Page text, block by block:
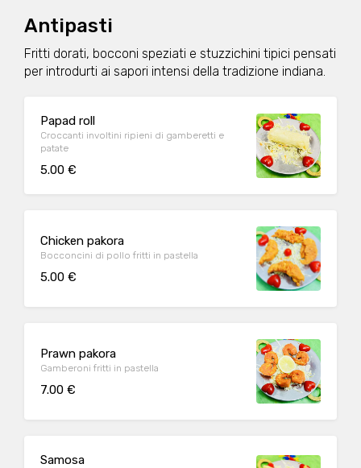
Antipasti
Fritti dorati, bocconi speziati e stuzzichini tipici pensati
per introdurti ai sapori intensi della tradizione indiana.
Papad roll
Croccanti involtini ripieni di gamberetti e
patate
5.00 €
Chicken pakora
Bocconcini di pollo fritti in pastella
5.00 €
Prawn pakora
Gamberoni fritti in pastella
7.00 €
Samosa